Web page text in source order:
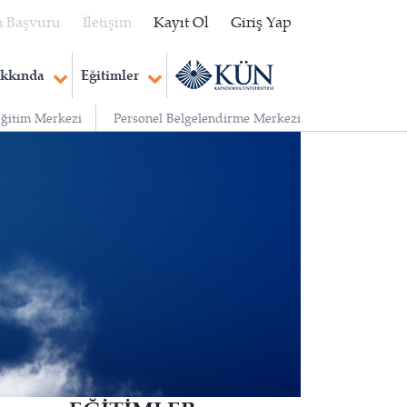
Eğitimler
Merkezi Personel Belgelendirme Merkezi
Başvuru İletişim Kayıt Ol Giriş Yap